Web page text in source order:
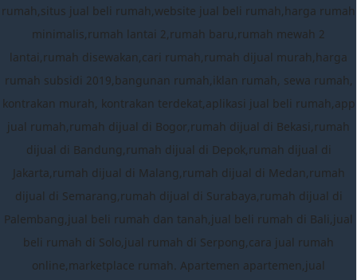
rumah,situs jual beli rumah,website jual beli rumah,harga rumah
minimalis,rumah lantai 2,rumah baru,rumah mewah 2
lantai,rumah disewakan,cari rumah,rumah dijual murah,harga
rumah subsidi 2019,bangunan rumah,iklan rumah, sewa rumah,
kontrakan murah, kontrakan terdekat,aplikasi jual beli rumah,app
jual rumah,rumah dijual di Bogor,rumah dijual di Bekasi,rumah
dijual di Bandung,rumah dijual di Depok,rumah dijual di
Jakarta,rumah dijual di Malang,rumah dijual di Medan,rumah
dijual di Semarang,rumah dijual di Surabaya,rumah dijual di
Palembang,jual beli rumah dan tanah,jual beli rumah di Bali,jual
beli rumah di Solo,jual rumah di Serpong,cara jual rumah
online,marketplace rumah. Apartemen apartemen,jual